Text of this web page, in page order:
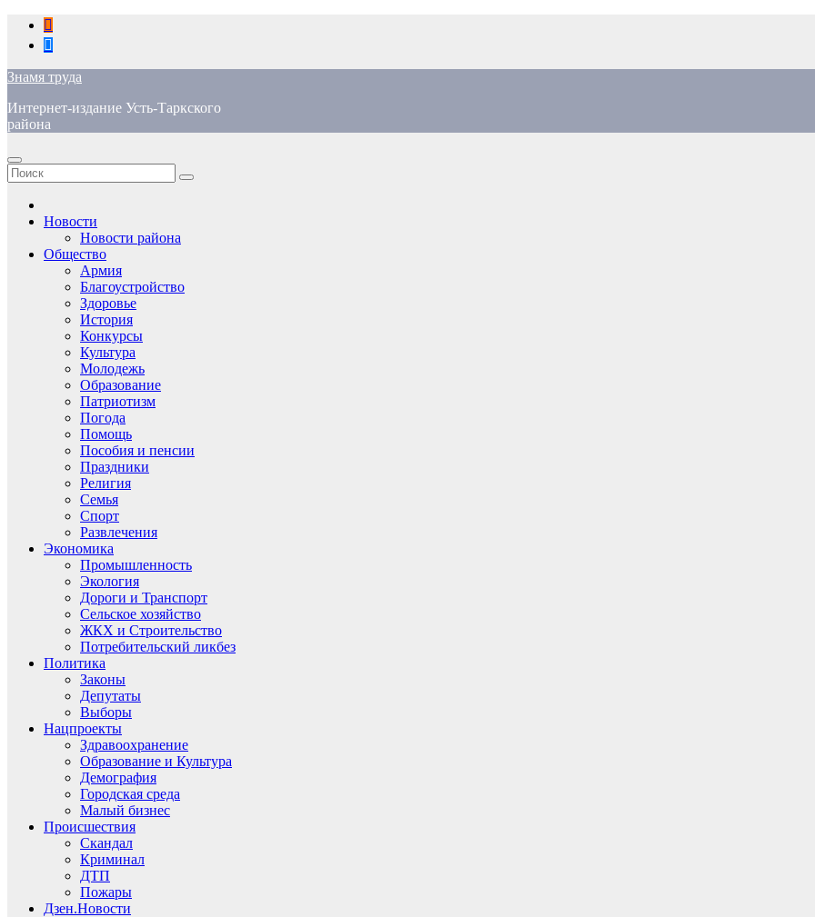
Перейти
содержимому
Знамя труда
Интернет-издание Усть-Таркского
района
Новости
Новости района
Общество
Армия
Благоустройство
Здоровье
История
Конкурсы
Культура
Молодежь
Образование
Патриотизм
Погода
Помощь
Пособия и пенсии
Праздники
Религия
Семья
Спорт
Развлечения
Экономика
Промышленность
Экология
Дороги и Транспорт
Сельское хозяйство
ЖКХ и Строительство
Потребительский ликбез
Политика
Законы
Депутаты
Выборы
Нацпроекты
Здравоохранение
Образование и Культура
Демография
Городская среда
Малый бизнес
Происшествия
Скандал
Криминал
ДТП
Пожары
Дзен.Новости